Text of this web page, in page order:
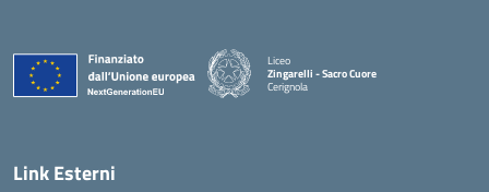
Liceo
Zingarelli - Sacro Cuore
Cerignola
— Visita la pagina iniziale della scuola
Link Esterni